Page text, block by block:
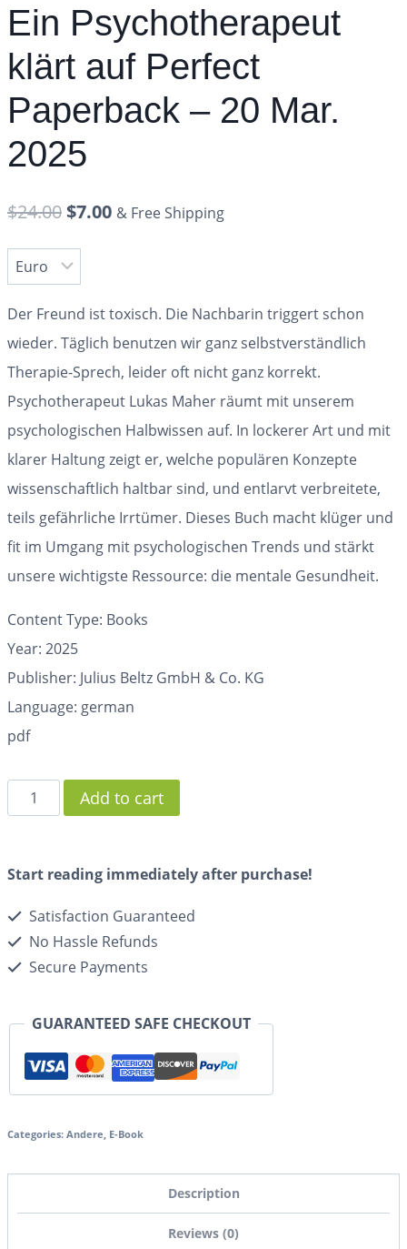
Ein Psychotherapeut
klärt auf Perfect
Paperback – 20 Mar.
2025
$24.00 $7.00 & Free Shipping
Der Freund ist toxisch. Die Nachbarin triggert schon
wieder. Täglich benutzen wir ganz selbstverständlich
Therapie-Sprech, leider oft nicht ganz korrekt.
Psychotherapeut Lukas Maher räumt mit unserem
psychologischen Halbwissen auf. In lockerer Art und mit
klarer Haltung zeigt er, welche populären Konzepte
wissenschaftlich haltbar sind, und entlarvt verbreitete,
teils gefährliche Irrtümer. Dieses Buch macht klüger und
fit im Umgang mit psychologischen Trends und stärkt
unsere wichtigste Ressource: die mentale Gesundheit.
Content Type: Books
Year: 2025
Publisher: Julius Beltz GmbH & Co. KG
Language: german
pdf
Add to cart
Start reading immediately after purchase!
Satisfaction Guaranteed
No Hassle Refunds
Secure Payments
GUARANTEED SAFE CHECKOUT
Categories: Andere, E-Book
Description
Reviews (0)